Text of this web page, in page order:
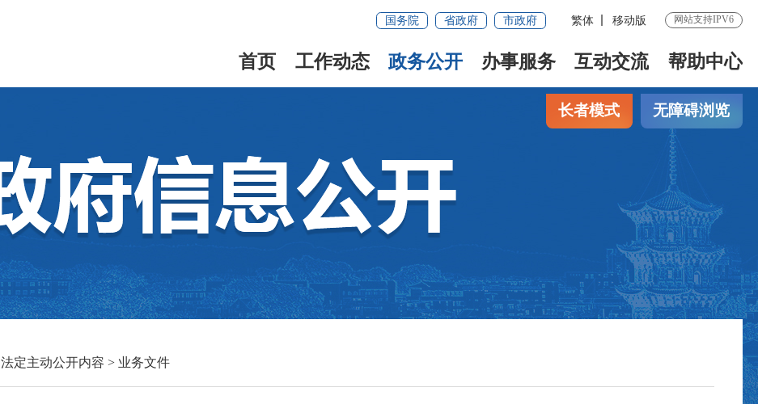
国务院 省政府 市政府 繁体 移动版 网站支持IPV6
首页 工作动态 政务公开 办事服务 互动交流 帮助中心
长者模式 无障碍浏览
法定主动公开内容 > 业务文件